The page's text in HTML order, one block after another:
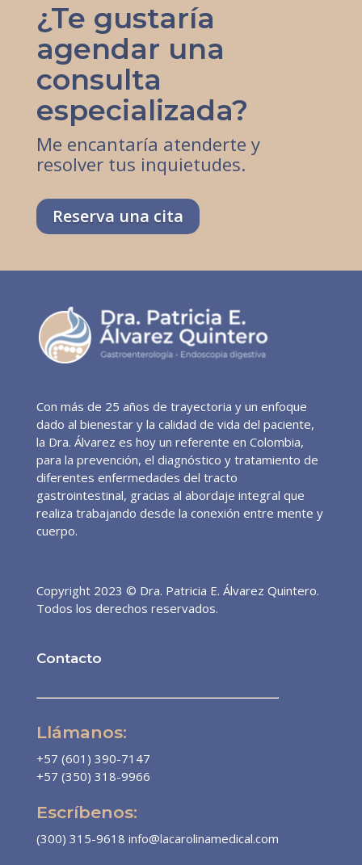
¿Te gustaría
agendar una
consulta
especializada?
Me encantaría atenderte y
resolver tus inquietudes.
Reserva una cita
Con más de 25 años de trayectoria y un enfoque
dado al bienestar y la calidad de vida del paciente,
la Dra. Álvarez es hoy un referente en Colombia,
para la prevención, el diagnóstico y tratamiento de
diferentes enfermedades del tracto
gastrointestinal, gracias al abordaje integral que
realiza trabajando desde la conexión entre mente y
cuerpo.
Copyright 2023 © Dra. Patricia E. Álvarez Quintero.
Todos los derechos reservados.
Contacto
Llámanos:
+57 (601) 390-7147
+57 (350) 318-9966
Escríbenos:
(300) 315-9618 info@lacarolinamedical.com